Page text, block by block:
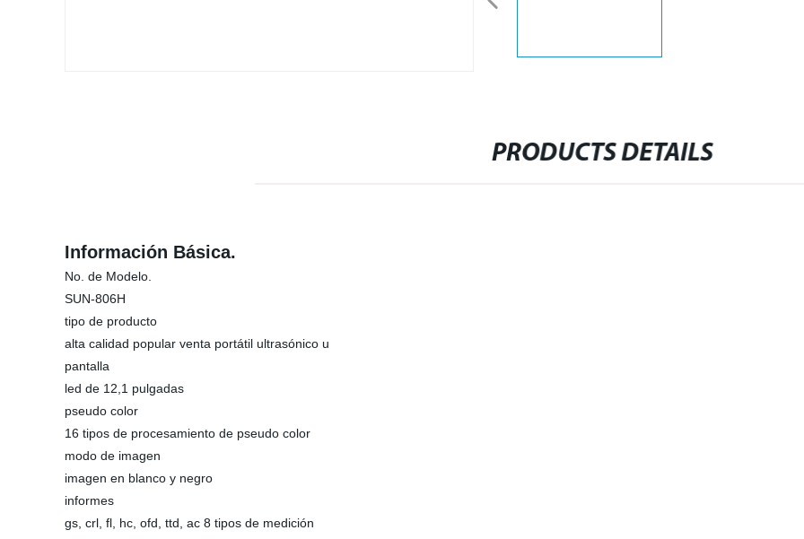
PRODUCTS DETAILS
Información Básica.
No. de Modelo.
SUN-806H
tipo de producto
alta calidad popular venta portátil ultrasónico u
pantalla
led de 12,1 pulgadas
pseudo color
16 tipos de procesamiento de pseudo color
modo de imagen
imagen en blanco y negro
informes
gs, crl, fl, hc, ofd, ttd, ac 8 tipos de medición